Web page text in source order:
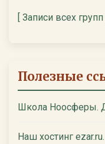
[ Записи всех групп
Полезные
Школа Ноосферы.
Наш хостинг ezar.ru.